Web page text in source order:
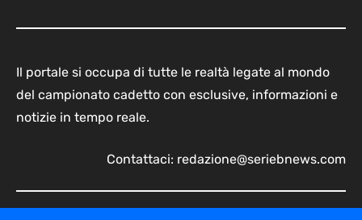
Il portale si occupa di tutte le realtà legate al mondo
del campionato cadetto con esclusive, informazioni e
notizie in tempo reale.
Contattaci: redazione@seriebnews.com